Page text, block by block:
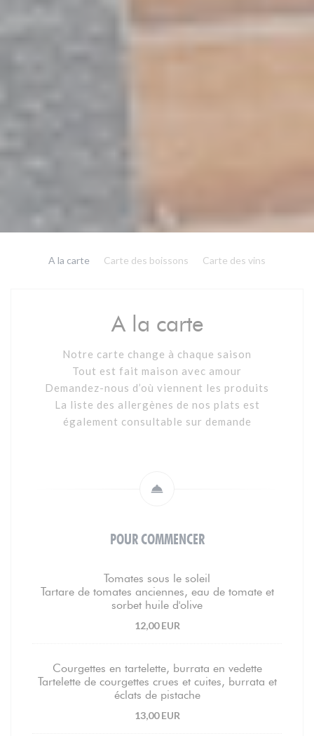
A la carte Carte des boissons Carte des vins
A la carte
Notre carte change à chaque saison
Tout est fait maison avec amour
Demandez-nous d’où viennent les produits
La liste des allergènes de nos plats est
également consultable sur demande
POUR COMMENCER
Tomates sous le soleil
Tartare de tomates anciennes, eau de tomate et
sorbet huile d'olive
12,00 EUR
Courgettes en tartelette, burrata en vedette
Tartelette de courgettes crues et cuites, burrata et
éclats de pistache
13,00 EUR